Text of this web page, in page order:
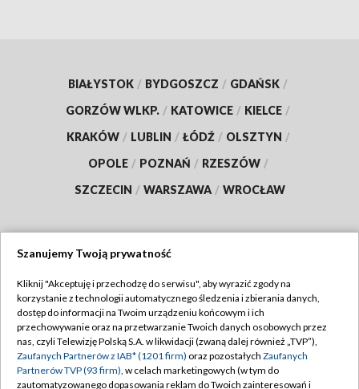
BIAŁYSTOK / BYDGOSZCZ / GDAŃSK /
GORZÓW WLKP. / KATOWICE / KIELCE /
KRAKÓW / LUBLIN / ŁÓDŹ / OLSZTYN /
OPOLE / POZNAŃ / RZESZÓW /
SZCZECIN / WARSZAWA / WROCŁAW
TVP
Abonament TVP
Emisja w TVP
Centrum informacji TVP
Regulamin TVP
Polityka prywatności
Moje zgody
Szanujemy Twoją prywatność
Kliknij "Akceptuję i przechodzę do serwisu", aby wyrazić zgody na
korzystanie z technologii automatycznego śledzenia i zbierania danych,
dostęp do informacji na Twoim urządzeniu końcowym i ich
przechowywanie oraz na przetwarzanie Twoich danych osobowych przez
nas, czyli Telewizję Polską S.A. w likwidacji (zwaną dalej również „TVP”),
Zaufanych Partnerów z IAB* (1201 firm) oraz pozostałych Zaufanych
Partnerów TVP (93 firm), w celach marketingowych (w tym do
zautomatyzowanego dopasowania reklam do Twoich zainteresowań i